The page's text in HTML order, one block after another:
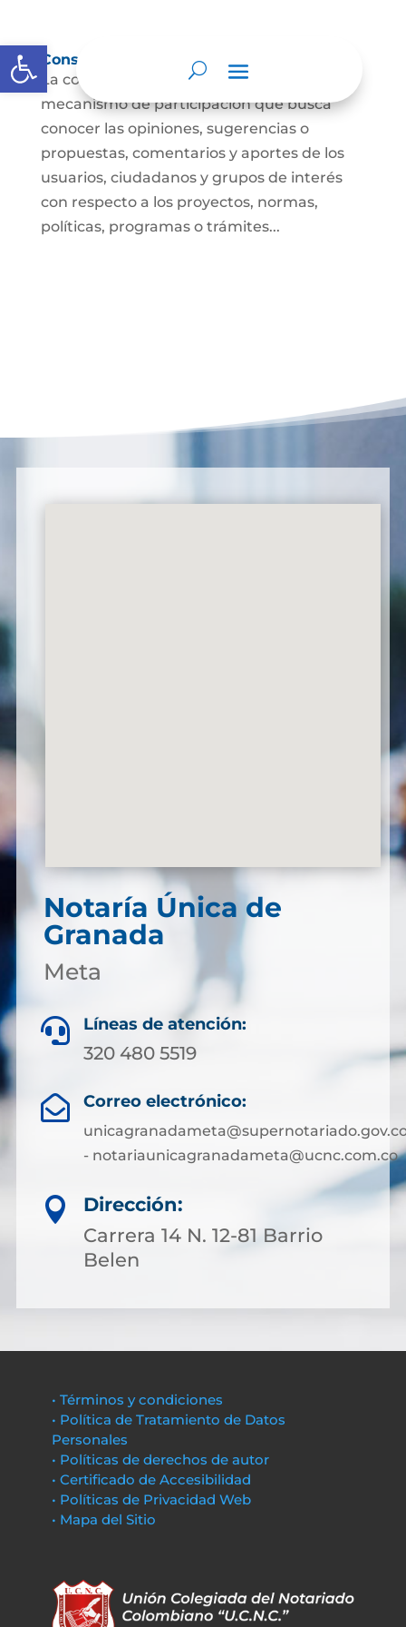
Abrir barra de herramientas
Consulta ciudadana
La consulta a la ciudadanía es un
mecanismo de participación que busca
conocer las opiniones, sugerencias o
propuestas, comentarios y aportes de los
usuarios, ciudadanos y grupos de interés
con respecto a los proyectos, normas,
políticas, programas o trámites...
Notaría Única de
Granada
Meta
 Líneas de atención:
320 480 5519
 Correo electrónico:
- notariaunicagranadameta@ucnc.com.co

Dirección:
Carrera 14 N. 12-81 Barrio
Belen
• Términos y condiciones
• Política de Tratamiento de Datos
Personales
• Políticas de derechos de autor
• Certificado de Accesibilidad
• Políticas de Privacidad Web
• Mapa del Sitio